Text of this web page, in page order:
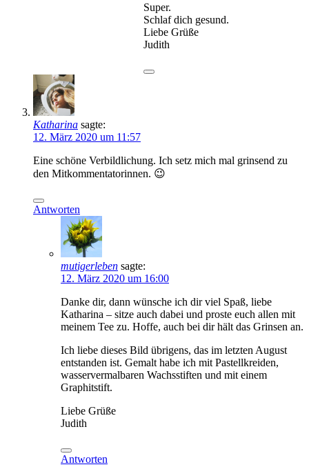
Super.
Schlaf dich gesund.
Liebe Grüße
Judith
Katharina sagte:
12. März 2020 um 11:57
Eine schöne Verbildlichung. Ich setz mich mal grinsend zu
den Mitkommentatorinnen. 😉
Antworten
mutigerleben sagte:
12. März 2020 um 16:00
Danke dir, dann wünsche ich dir viel Spaß, liebe
Katharina – sitze auch dabei und proste euch allen mit
meinem Tee zu. Hoffe, auch bei dir hält das Grinsen an.
Ich liebe dieses Bild übrigens, das im letzten August
entstanden ist. Gemalt habe ich mit Pastellkreiden,
wasservermalbaren Wachsstiften und mit einem
Graphitstift.
Liebe Grüße
Judith
Antworten